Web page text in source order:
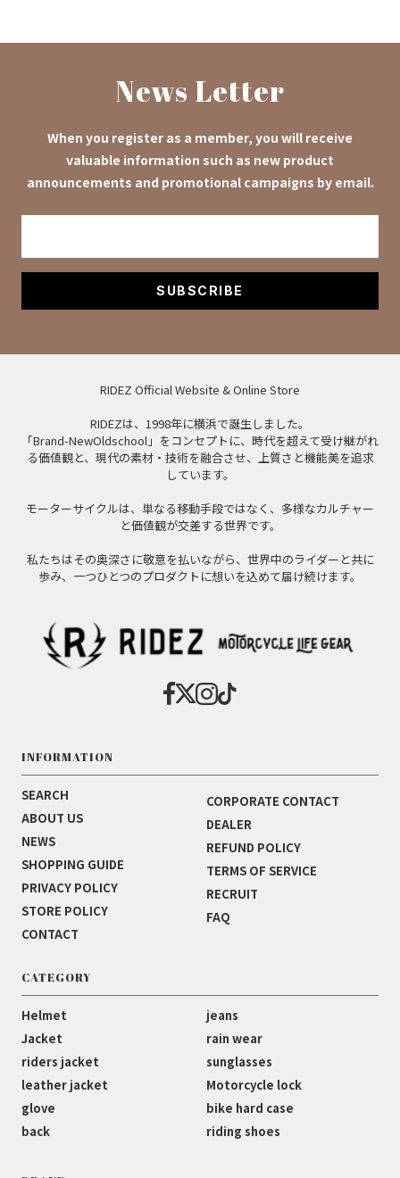
News Letter
When you register as a member, you will receive
valuable information such as new product
announcements and promotional campaigns by email.
SUBSCRIBE
RIDEZ Official Website & Online Store
RIDEZは、1998年に横浜で誕生しました。
「Brand-NewOldschool」をコンセプトに、時代を超えて受け継がれ
る価値観と、現代の素材・技術を融合させ、上質さと機能美を追求
しています。
モーターサイクルは、単なる移動手段ではなく、多様なカルチャー
と価値観が交差する世界です。
私たちはその奥深さに敬意を払いながら、世界中のライダーと共に
歩み、一つひとつのプロダクトに想いを込めて届け続けます。
INFORMATION
SEARCH
ABOUT US
NEWS
SHOPPING GUIDE
PRIVACY POLICY
STORE POLICY
CONTACT
CORPORATE CONTACT
DEALER
REFUND POLICY
TERMS OF SERVICE
RECRUIT
FAQ
CATEGORY
Helmet
Jacket
riders jacket
leather jacket
glove
back
jeans
rain wear
sunglasses
Motorcycle lock
bike hard case
riding shoes